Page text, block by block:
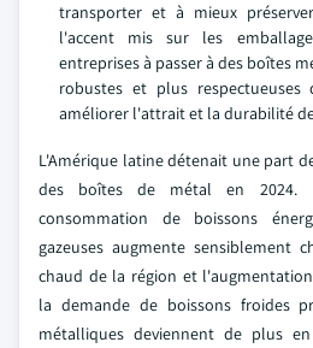
transporter et à mieux
l'accent mis sur les
entreprises à passer à des boîtes
robustes et plus
améliorer l'attrait et la durabilité
L'Amérique latine détenait une part
des boîtes de métal en 2024.
consommation de boissons
gazeuses augmente sensiblement
chaud de la région et
la demande de boissons froides
métalliques deviennent de plus